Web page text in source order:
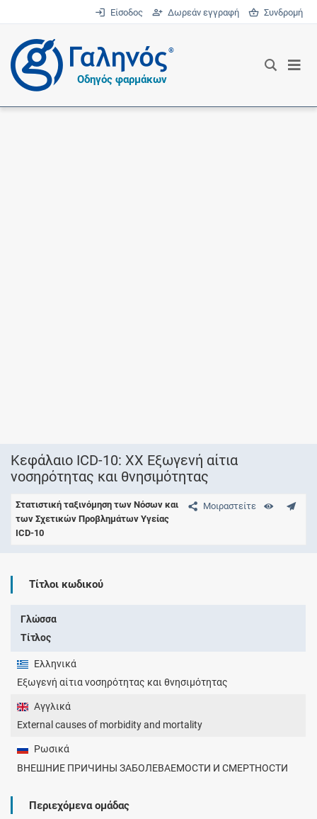
Είσοδος Δωρεάν εγγραφή Συνδρομή
®
Οδηγός φαρμάκων
Κεφάλαιο ICD-10: XX Εξωγενή αίτια
νοσηρότητας και θνησιμότητας
Μοιραστείτε
Στατιστική ταξινόμηση των Νόσων και
των Σχετικών Προβλημάτων Υγείας
ICD-10
Τίτλοι κωδικού
Γλώσσα
Τίτλος
Ελληνικά
Εξωγενή αίτια νοσηρότητας και θνησιμότητας
Αγγλικά
External causes of morbidity and mortality
Ρωσικά
ВНЕШНИЕ ПРИЧИНЫ ЗАБОЛЕВАЕМОСТИ И СМЕРТНОСТИ
Περιεχόμενα ομάδας